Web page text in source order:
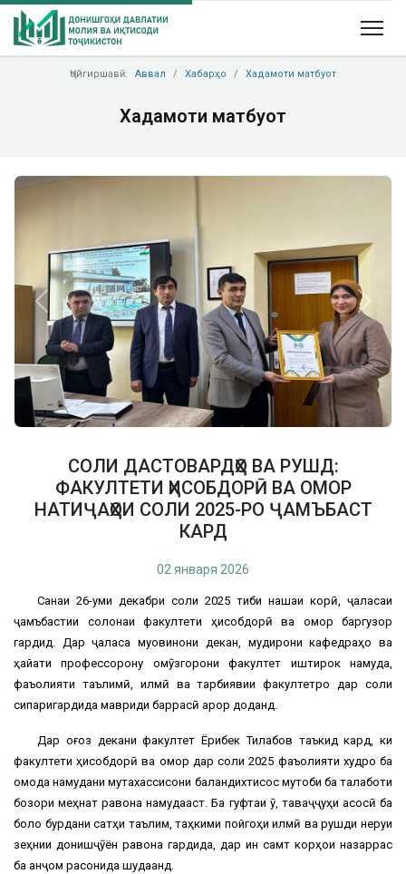
Ҷойгиршавӣ: Аввал Хабарҳо Хадамоти матбуот
Хадамоти матбуот
Previous Next
СОЛИ ДАСТОВАРДҲО ВА РУШД:
ФАКУЛТЕТИ ҲИСОБДОРӢ ВА ОМОР
НАТИҶАҲОИ СОЛИ 2025-РО ҶАМЪБАСТ
КАРД
02 января 2026
Санаи 26-уми декабри соли 2025 тибқи нақшаи корӣ, ҷаласаи
ҷамъбастии солонаи факултети ҳисобдорӣ ва омор баргузор
гардид. Дар ҷаласа муовинони декан, мудирони кафедраҳо ва
ҳайати профессорону омӯзгорони факултет иштирок намуда,
фаъолияти таълимӣ, илмӣ ва тарбиявии факултетро дар соли
сипаригардида мавриди баррасӣ қарор доданд.
Дар оғоз декани факултет Ёрибек Тилабов таъкид кард, ки
факултети ҳисобдорӣ ва омор дар соли 2025 фаъолияти худро ба
омода намудани мутахассисони баландихтисос мутобиқ ба талаботи
бозори меҳнат равона намудааст. Ба гуфтаи ӯ, таваҷҷуҳи асосӣ ба
боло бурдани сатҳи таълим, таҳкими пойгоҳи илмӣ ва рушди неруи
зеҳнии донишҷӯён равона гардида, дар ин самт корҳои назаррас
ба анҷом расонида шудаанд.